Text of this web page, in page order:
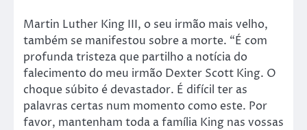
Martin Luther King III, o seu irmão mais velho,
também se manifestou sobre a morte. “É com
profunda tristeza que partilho a notícia do
falecimento do meu irmão Dexter Scott King. O
choque súbito é devastador. É difícil ter as
palavras certas num momento como este. Por
favor, mantenham toda a família King nas vossas